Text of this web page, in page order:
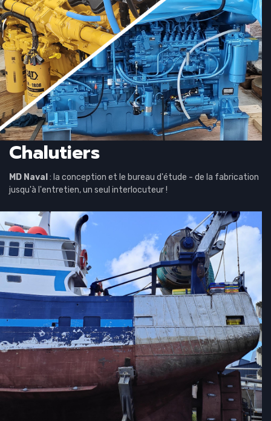
Chalutiers
MD Naval : la conception et le bureau d'étude - de la fabrication
jusqu'à l'entretien, un seul interlocuteur !